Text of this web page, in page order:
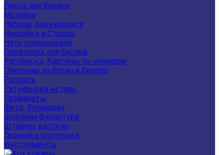
Леска для бисера
Мозайка
Наборы для квилинга
Наклейки и Стразы
Нить силиконовая
Проволока для бисера
Раскраски, Картины по номерам
Плетение из бусин и бисера
Роспись
Татуировки на тело
Трафареты
Фетр, Фоамиран
Швейная фурнитура
Штампы детские
Гадания и эзотерика
Инструменты